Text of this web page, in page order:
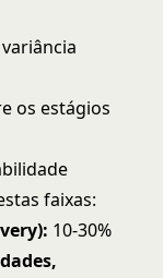
os estágios
faixas:
10-30%